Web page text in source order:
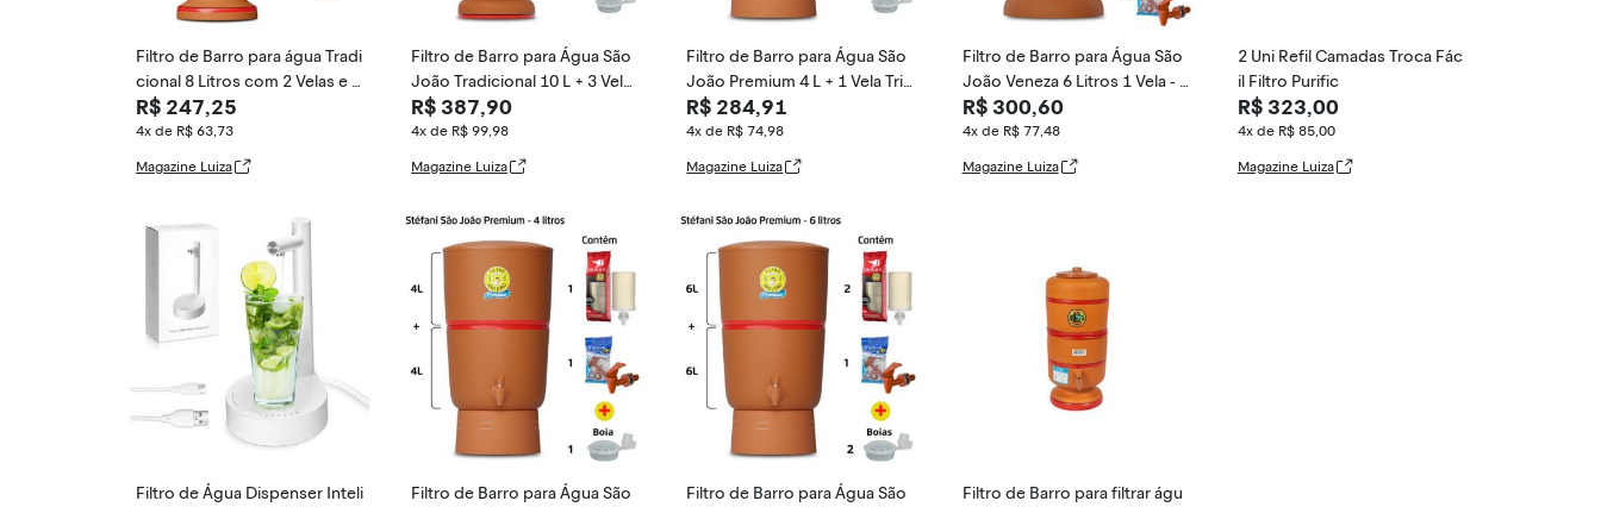
Filtro de Barro para água Tradi
cional 8 Litros com 2 Velas e 2
Boias -
R$ 247,25
4x de R$ 63,73
Magazine Luiza
Filtro de Barro para Água São
João Tradicional 10 L + 3 Vela
s Tripla A
R$ 387,90
4x de R$ 99,98
Magazine Luiza
Filtro de Barro para Água São
João Premium 4 L + 1 Vela Trip
la Ação +
R$ 284,91
4x de R$ 74,98
Magazine Luiza
Filtro de Barro para Água São
João Veneza 6 Litros 1 Vela - S
téfani -
R$ 300,60
4x de R$ 77,48
Magazine Luiza
2 Uni Refil Camadas Troca Fác
il Filtro Purific
R$ 323,00
4x de R$ 85,00
Magazine Luiza
Filtro de Água Dispenser Inteli
Filtro de Barro para Água São
Filtro de Barro para Água São
Filtro de Barro para filtrar águ